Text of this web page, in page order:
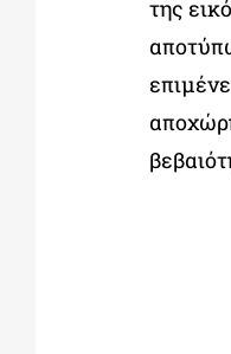
της